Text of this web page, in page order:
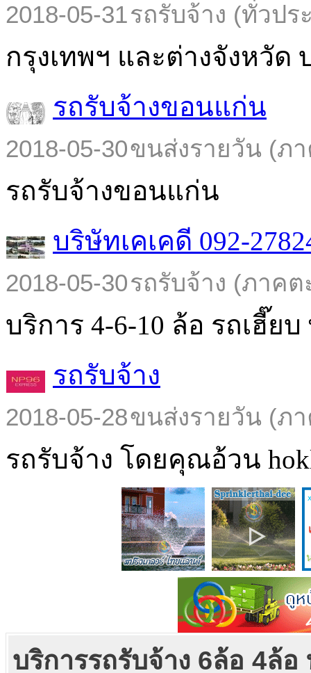
2018-05-31รถรับจ้าง (ทั่วปร
กรุงเทพฯ และต่างจังหวัด
รถรับจ้างขอนแก่น
2018-05-30ขนส่งรายวัน (ภ
รถรับจ้างขอนแก่น
บริษัทเคเคดี 092-
2018-05-30รถรับจ้าง (ภาคต
บริการ 4-6-10 ล้อ รถเฮี๊ยบ
รถรับจ้าง
2018-05-28ขนส่งรายวัน (ภ
รถรับจ้าง โดยคุณอ้วน
บริการรถรับจ้าง 6ล้อ 4ล้